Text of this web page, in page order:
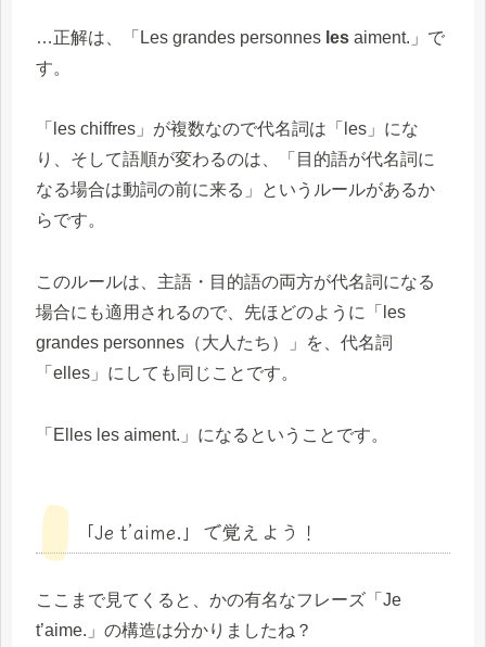
…正解は、「Les grandes personnes les aiment.」で
す。
「les chiffres」が複数なので代名詞は「les」にな
り、そして語順が変わるのは、「目的語が代名詞に
なる場合は動詞の前に来る」というルールがあるか
らです。
このルールは、主語・目的語の両方が代名詞になる
場合にも適用されるので、先ほどのように「les
grandes personnes（大人たち）」を、代名詞
「elles」にしても同じことです。
「Elles les aiment.」になるということです。
「Je t’aime.」で覚えよう！
ここまで見てくると、かの有名なフレーズ「Je
t’aime.」の構造は分かりましたね？